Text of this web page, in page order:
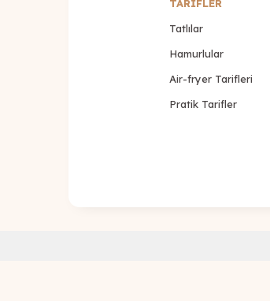
TARİFLER
Tatlılar
Hamurlular
Air-fryer Tarifleri
Pratik Tarifler